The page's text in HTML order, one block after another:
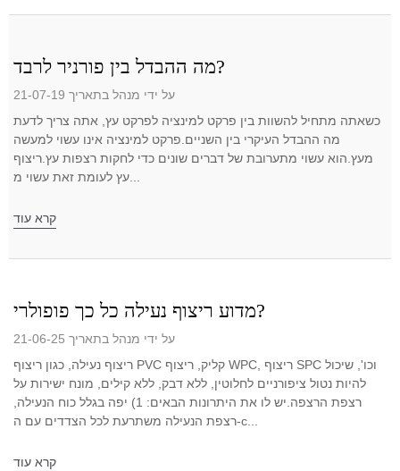
מה ההבדל בין פורניר לרבד?
על ידי מנהל בתאריך 21-07-19
כשאתה מתחיל להשוות בין פרקט למינציה לפרקט עץ, אתה צריך לדעת
מה ההבדל העיקרי בין השניים.פרקט למינציה אינו עשוי למעשה
מעץ.הוא עשוי מתערובת של דברים שונים כדי לחקות רצפות עץ.ריצוף
קרא עוד
מדוע ריצוף נעילה כל כך פופולרי?
על ידי מנהל בתאריך 21-06-25
ריצוף נעילה, כגון ריצוף PVC קליק, ריצוף WPC, ריצוף SPC וכו', שיכול
להיות נטול ציפורניים לחלוטין, ללא דבק, ללא קילים, מונח ישירות על
רצפת הרצפה.יש לו את היתרונות הבאים: 1) יפה בגלל כוח הנעילה,
רצפת הנעילה משתרעת לכל הצדדים עם ה-c...
קרא עוד